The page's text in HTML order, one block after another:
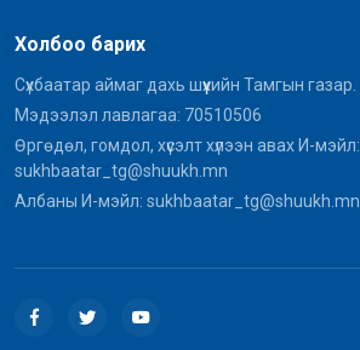
Холбоо барих
Сүхбаатар аймаг дахь шүүхийн Тамгын газар.
Мэдээлэл лавлагаа: 70510506
Өргөдөл, гомдол, хүсэлт хүлээн авах И-мэйл:
sukhbaatar_tg@shuukh.mn
Албаны И-мэйл: sukhbaatar_tg@shuukh.mn